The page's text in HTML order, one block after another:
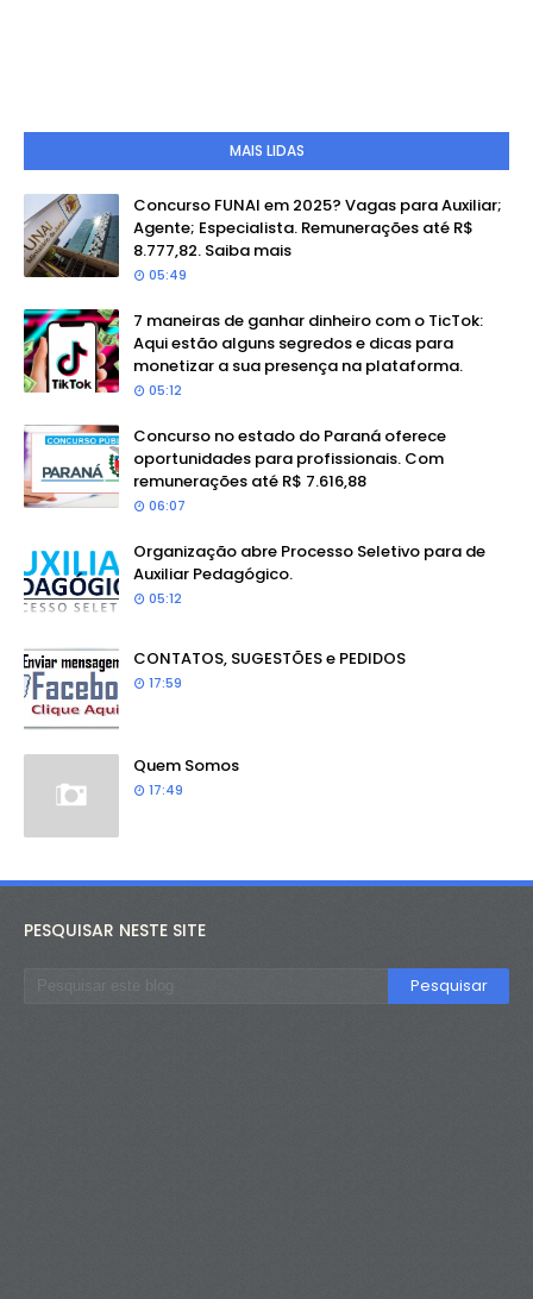
MAIS LIDAS
Concurso FUNAI em 2025? Vagas para Auxiliar;
Agente; Especialista. Remunerações até R$
8.777,82. Saiba mais
05:49
7 maneiras de ganhar dinheiro com o TicTok:
Aqui estão alguns segredos e dicas para
monetizar a sua presença na plataforma.
05:12
Concurso no estado do Paraná oferece
oportunidades para profissionais. Com
remunerações até R$ 7.616,88
06:07
Organização abre Processo Seletivo para de
Auxiliar Pedagógico.
05:12
CONTATOS, SUGESTÕES e PEDIDOS
17:59
Quem Somos
17:49
PESQUISAR NESTE SITE